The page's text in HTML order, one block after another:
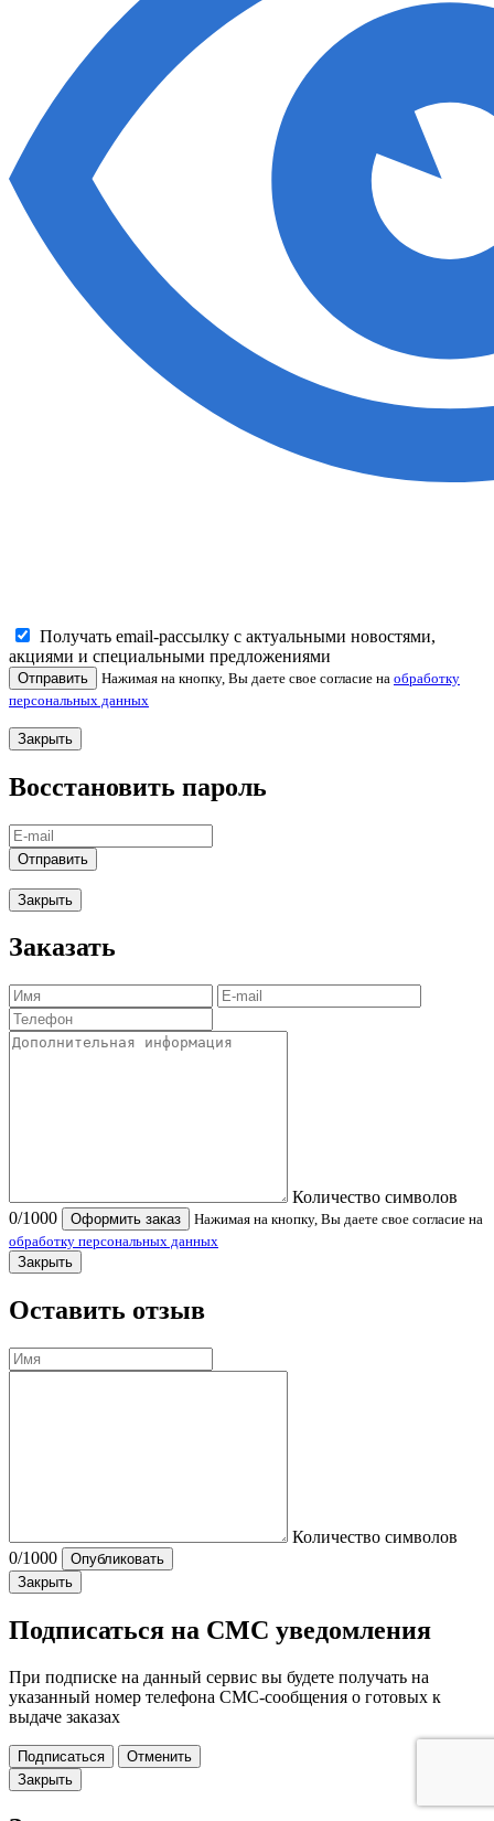
Получать email-рассылку с актуальными новостями,
акциями и специальными предложениями
Отправить Нажимая на кнопку, Вы даете свое согласие на обработку
персональных данных
Закрыть
Восстановить пароль
Отправить
Закрыть
Заказать
Количество символов
0/1000 Оформить заказ
Нажимая на кнопку, Вы даете свое согласие на
обработку персональных данных
Закрыть
Оставить отзыв
Количество символов
0/1000
Опубликовать
Закрыть
Подписаться на СМС уведомления
При подписке на данный сервис вы будете получать на
указанный номер телефона СМС-сообщения о готовых к
выдаче заказах
Подписаться
Отменить
Закрыть